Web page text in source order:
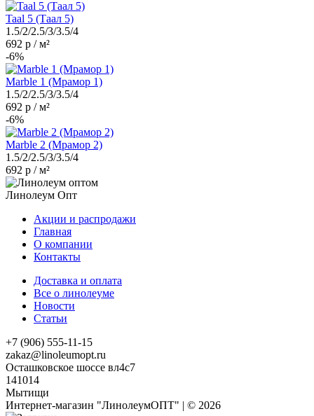
Taal 5 (Таал 5)
1.5/2/2.5/3/3.5/4
692 р / м²
-6%
Marble 1 (Мрамор 1)
1.5/2/2.5/3/3.5/4
692 р / м²
-6%
Marble 2 (Мрамор 2)
1.5/2/2.5/3/3.5/4
692 р / м²
Линолеум Опт
Акции и распродажи
Главная
О компании
Контакты
Доставка и оплата
Все о линолеуме
Новости
Статьи
+7 (906) 555-11-15
zakaz@linoleumopt.ru
Осташковское шоссе вл4с7
141014
Мытищи
Интернет-магазин "ЛинолеумОПТ" | © 2026